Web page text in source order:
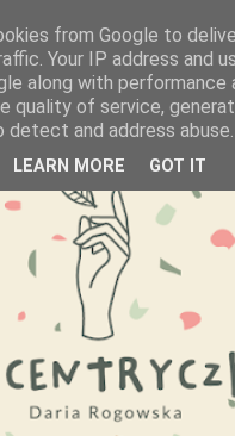
from Google to
Your IP address and
along with performance
quality of service,
and address abuse.
LEARN MORE GOT IT